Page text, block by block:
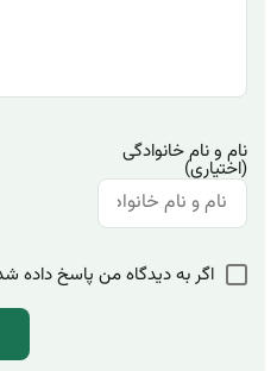
نام و نام خانوادگی
(اختیاری)
اگر به دیدگاه من پاسخ داده